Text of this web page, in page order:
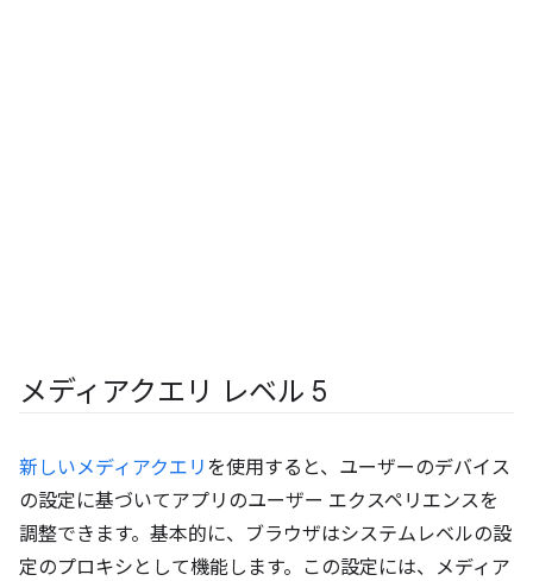
メディアクエリ レベル 5
新しいメディアクエリ を使用すると、ユーザーのデバイス
の設定に基づいてアプリのユーザー エクスペリエンスを
調整できます。基本的に、ブラウザはシステムレベルの設
定のプロキシとして機能します。この設定には、メディア